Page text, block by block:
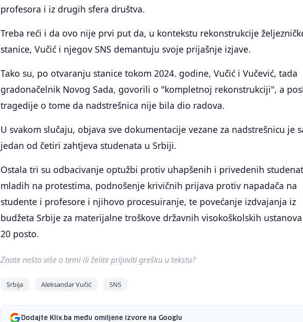
profesora i iz drugih sfera društva.
Treba reći i da ovo nije prvi put da, u kontekstu rekonstrukcije
stanice, Vučić i njegov SNS demantuju svoje prijašnje izjave.
Tako su, po otvaranju stanice tokom 2024. godine, Vučić i Vučević, tada
gradonačelnik Novog Sada, govorili o "kompletnoj rekonstrukciji", a
tragedije o tome da nadstrešnica nije bila dio radova.
U svakom slučaju, objava sve dokumentacije vezane za nadstrešnicu je
jedan od četiri zahtjeva studenata u Srbiji.
Ostala tri su odbacivanje optužbi protiv uhapšenih i privedenih
mladih na protestima, podnošenje krivičnih prijava protiv napadača na
studente i profesore i njihovo procesuiranje, te povećanje izdvajanja iz
budžeta Srbije za materijalne troškove državnih visokoškolskih
20 posto.
Znate nešto više o temi ili želite prijaviti grešku u tekstu?
Srbija Aleksandar Vučić SNS
Dodajte Klix.ba među omiljene izvore na Googlu